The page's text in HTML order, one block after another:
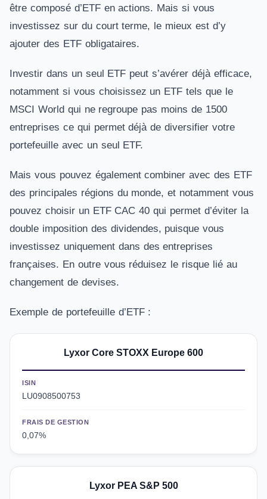
être composé d’ETF en actions. Mais si vous
investissez sur du court terme, le mieux est d’y
ajouter des ETF obligataires.
Investir dans un seul ETF peut s’avérer déjà efficace,
notamment si vous choisissez un ETF tels que le
MSCI World qui ne regroupe pas moins de 1500
entreprises ce qui permet déjà de diversifier votre
portefeuille avec un seul ETF.
Mais vous pouvez également combiner avec des ETF
des principales régions du monde, et notamment vous
pouvez choisir un ETF CAC 40 qui permet d’éviter la
double imposition des dividendes, puisque vous
investissez uniquement dans des entreprises
françaises. En outre vous réduisez le risque lié au
changement de devises.
Exemple de portefeuille d’ETF :
Lyxor Core STOXX Europe 600
ISIN
LU0908500753
FRAIS DE GESTION
0,07%
Lyxor PEA S&P 500